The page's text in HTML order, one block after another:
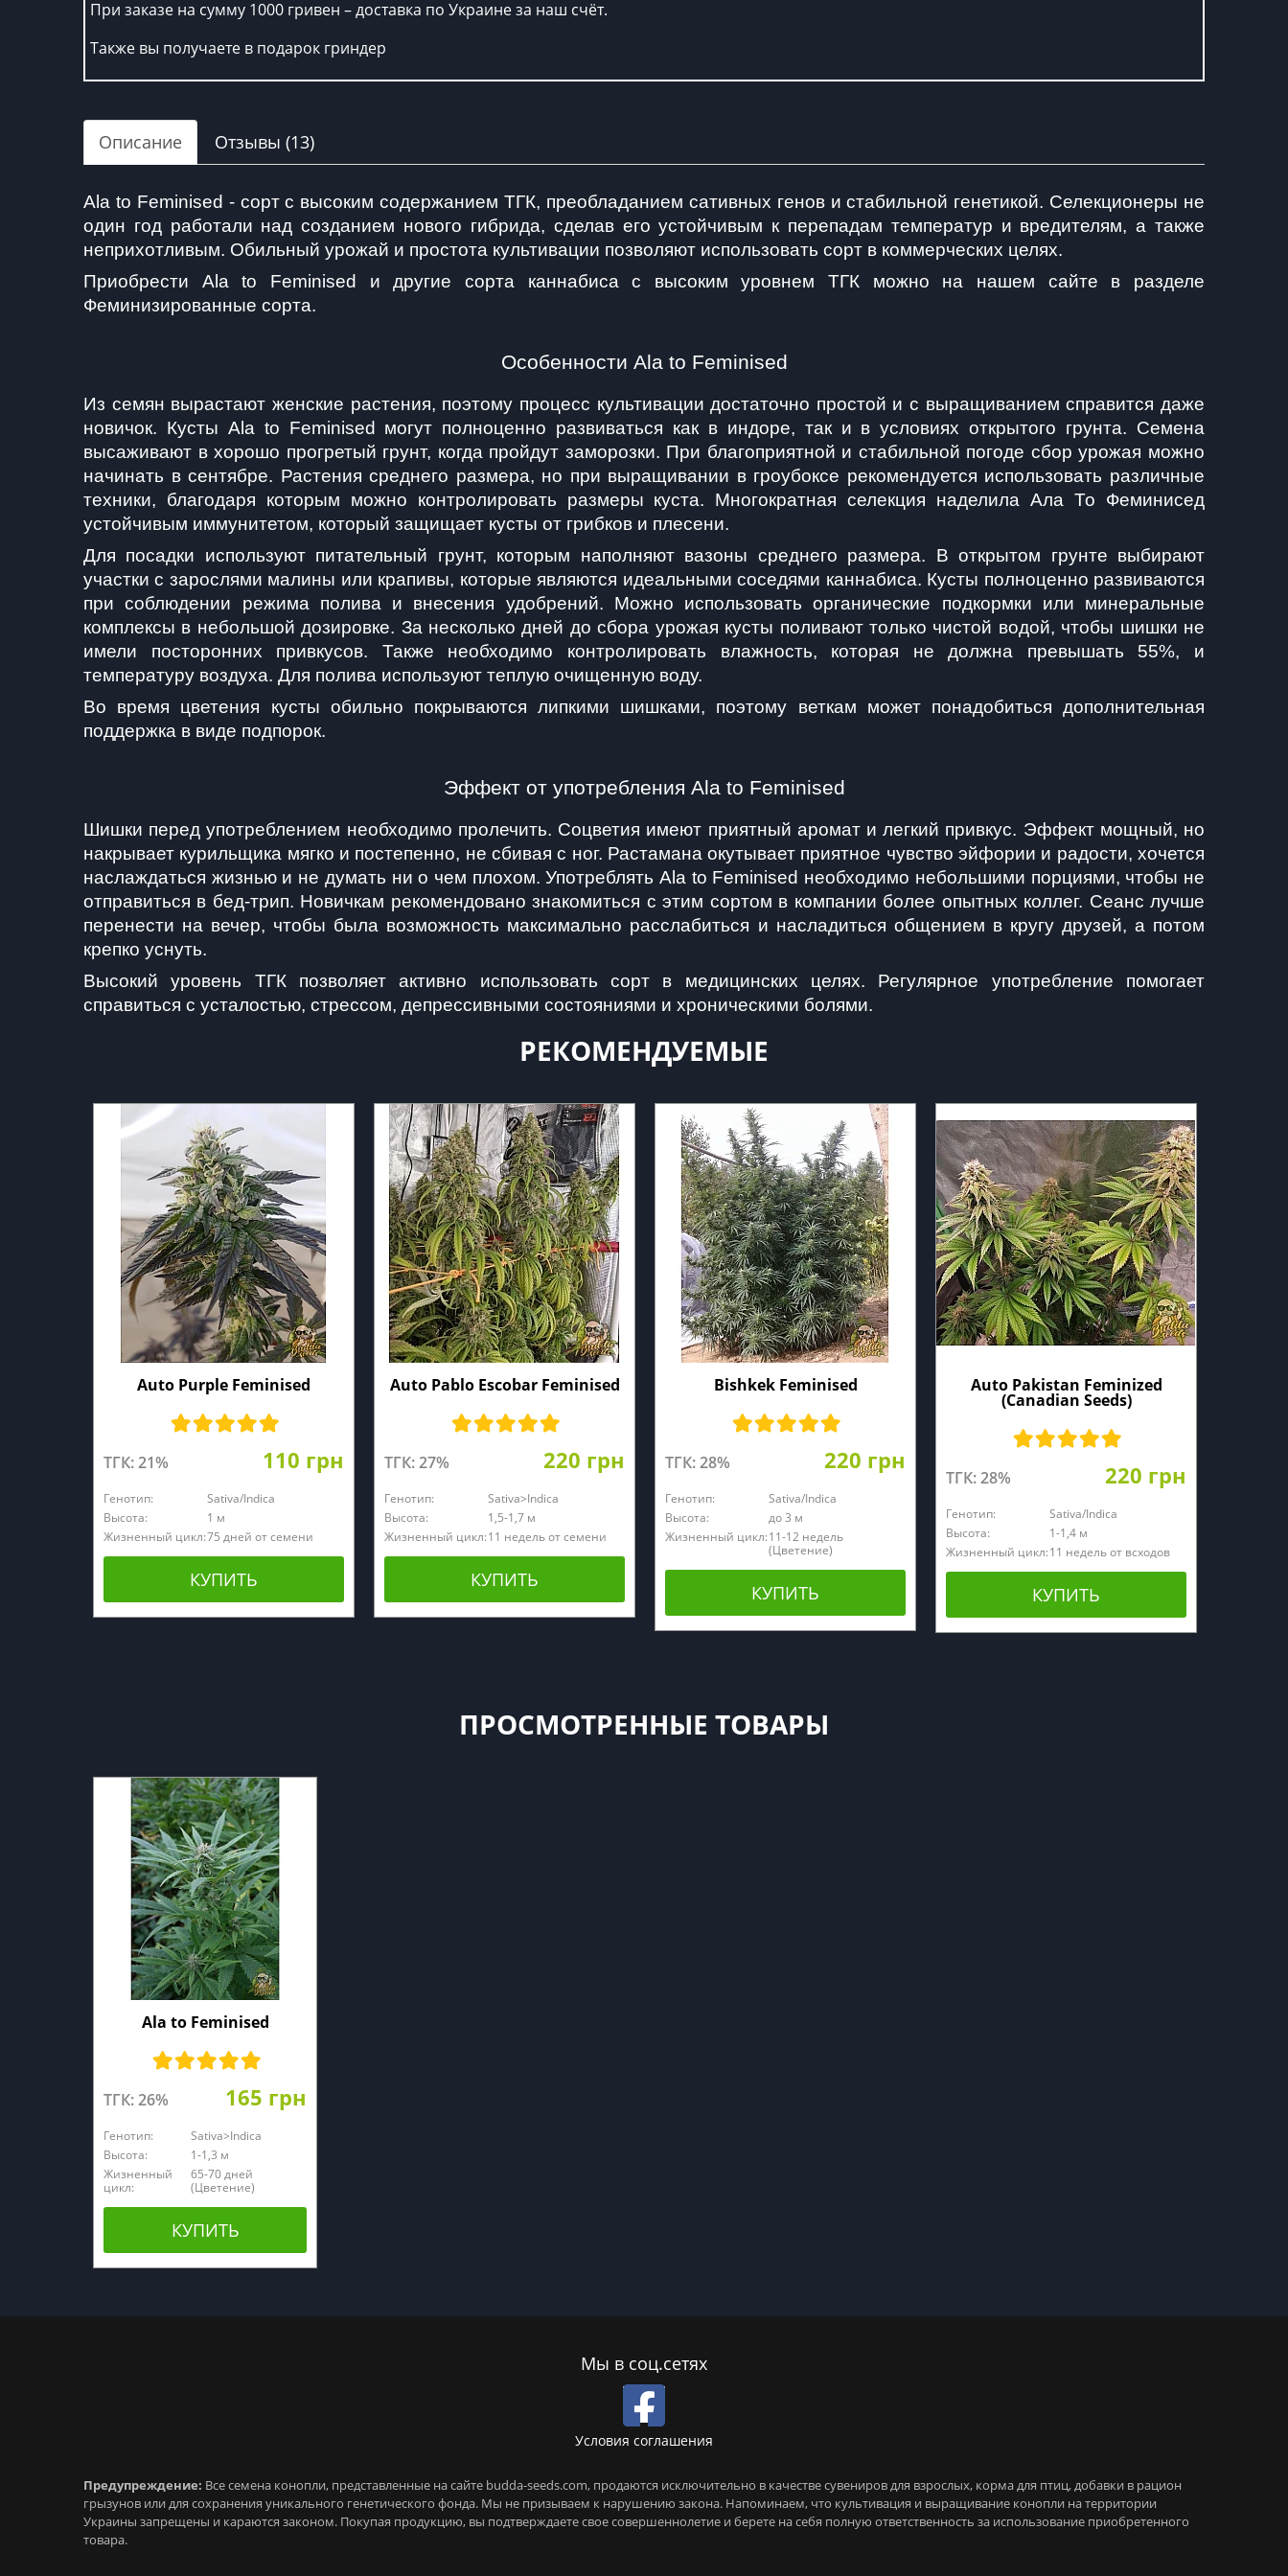
При заказе на сумму 1000 гривен – доставка по Украине за наш счёт.
Также вы получаете в подарок гриндер
Описание Отзывы (13)
Ala to Feminised - сорт с высоким содержанием ТГК, преобладанием сативных генов и стабильной генетикой. Селекционеры не
один год работали над созданием нового гибрида, сделав его устойчивым к перепадам температур и вредителям, а также
неприхотливым. Обильный урожай и простота культивации позволяют использовать сорт в коммерческих целях.
Приобрести Ala to Feminised и другие сорта каннабиса с высоким уровнем ТГК можно на нашем сайте в разделе
Феминизированные сорта.
Особенности Ala to Feminised
Из семян вырастают женские растения, поэтому процесс культивации достаточно простой и с выращиванием справится даже
новичок. Кусты Ala to Feminised могут полноценно развиваться как в индоре, так и в условиях открытого грунта. Семена
высаживают в хорошо прогретый грунт, когда пройдут заморозки. При благоприятной и стабильной погоде сбор урожая можно
начинать в сентябре. Растения среднего размера, но при выращивании в гроубоксе рекомендуется использовать различные
техники, благодаря которым можно контролировать размеры куста. Многократная селекция наделила Ала То Феминисед
устойчивым иммунитетом, который защищает кусты от грибков и плесени.
Для посадки используют питательный грунт, которым наполняют вазоны среднего размера. В открытом грунте выбирают
участки с зарослями малины или крапивы, которые являются идеальными соседями каннабиса. Кусты полноценно развиваются
при соблюдении режима полива и внесения удобрений. Можно использовать органические подкормки или минеральные
комплексы в небольшой дозировке. За несколько дней до сбора урожая кусты поливают только чистой водой, чтобы шишки не
имели посторонних привкусов. Также необходимо контролировать влажность, которая не должна превышать 55%, и
температуру воздуха. Для полива используют теплую очищенную воду.
Во время цветения кусты обильно покрываются липкими шишками, поэтому веткам может понадобиться дополнительная
поддержка в виде подпорок.
Эффект от употребления Ala to Feminised
Шишки перед употреблением необходимо пролечить. Соцветия имеют приятный аромат и легкий привкус. Эффект мощный, но
накрывает курильщика мягко и постепенно, не сбивая с ног. Растамана окутывает приятное чувство эйфории и радости, хочется
наслаждаться жизнью и не думать ни о чем плохом. Употреблять Ala to Feminised необходимо небольшими порциями, чтобы не
отправиться в бед-трип. Новичкам рекомендовано знакомиться с этим сортом в компании более опытных коллег. Сеанс лучше
перенести на вечер, чтобы была возможность максимально расслабиться и насладиться общением в кругу друзей, а потом
крепко уснуть.
Высокий уровень ТГК позволяет активно использовать сорт в медицинских целях. Регулярное употребление помогает
справиться с усталостью, стрессом, депрессивными состояниями и хроническими болями.
РЕКОМЕНДУЕМЫЕ
Auto Purple Feminised
ТГК: 21% 110 грн
Генотип:
Sativa/Indica
Высота:
1 м
Жизненный цикл:75 дней от семени
КУПИТЬ
Auto Pablo Escobar Feminised
ТГК: 27% 220 грн
Генотип:
Sativa>Indica
Высота:
1,5-1,7 м
Жизненный цикл:11 недель от семени
КУПИТЬ
Bishkek Feminised
ТГК: 28% 220 грн
Генотип:
Sativa/Indica
Высота:
до 3 м
Жизненный цикл:11-12 недель
(Цветение)
КУПИТЬ
Auto Pakistan Feminized
(Canadian Seeds)
ТГК: 28% 220 грн
Генотип:
Sativa/Indica
Высота:
1-1,4 м
Жизненный цикл:11 недель от всходов
КУПИТЬ
ПРОСМОТРЕННЫЕ ТОВАРЫ
Ala to Feminised
ТГК: 26% 165 грн
Генотип:
Sativa>Indica
Высота:
1-1,3 м
Жизненный
цикл:
65-70 дней
(Цветение)
КУПИТЬ
Мы в соц.сетях
Условия соглашения
Предупреждение: Все семена конопли, представленные на сайте budda-seeds.com, продаются исключительно в качестве сувениров для взрослых, корма для птиц, добавки в рацион
грызунов или для сохранения уникального генетического фонда. Мы не призываем к нарушению закона. Напоминаем, что культивация и выращивание конопли на территории
Украины запрещены и караются законом. Покупая продукцию, вы подтверждаете свое совершеннолетие и берете на себя полную ответственность за использование приобретенного
товара.